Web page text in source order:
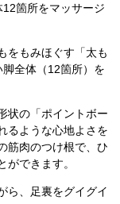
箇所をマッサージ
をもみほぐす「太も
全体（12箇所）を
状の「ポイントボー
るような心地よさを
筋肉のつけ根で、ひ
ができます。
ら、足裏をグイグイ